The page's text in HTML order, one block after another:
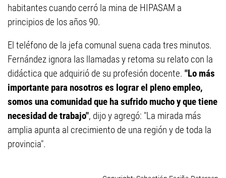
habitantes cuando cerró la mina de HIPASAM a
principios de los años 90.
El teléfono de la jefa comunal suena cada tres minutos.
Fernández ignora las llamadas y retoma su relato con la
didáctica que adquirió de su profesión docente. "Lo más
importante para nosotros es lograr el pleno empleo,
somos una comunidad que ha sufrido mucho y que tiene
necesidad de trabajo", dijo y agregó: "La mirada más
amplia apunta al crecimiento de una región y de toda la
provincia".